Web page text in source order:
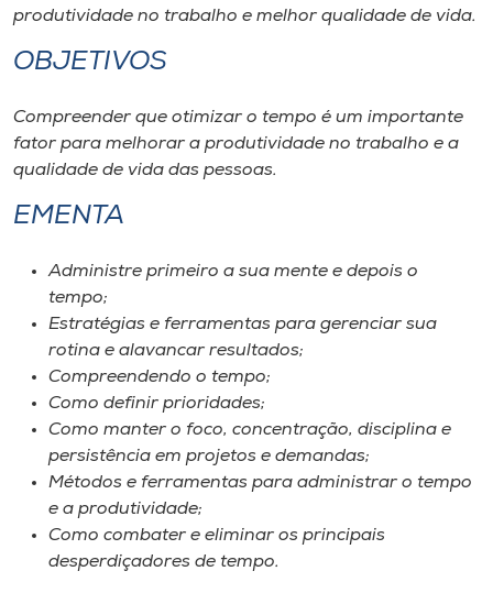
Store
A-
produtividade no trabalho e melhor qualidade de vida.
OBJETIVOS
Compreender que otimizar o tempo é um importante
fator para melhorar a produtividade no trabalho e a
qualidade de vida das pessoas.
EMENTA
Administre primeiro a sua mente e depois o
tempo;
Estratégias e ferramentas para gerenciar sua
rotina e alavancar resultados;
Compreendendo o tempo;
Como definir prioridades;
Como manter o foco, concentração, disciplina e
persistência em projetos e demandas;
Métodos e ferramentas para administrar o tempo
e a produtividade;
Como combater e eliminar os principais
desperdiçadores de tempo.